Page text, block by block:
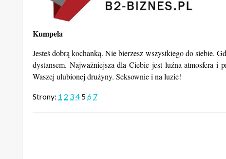
Kumpela
Jesteś dobrą kochanką. Nie bierzesz wszystkiego do siebie.
dystansem. Najważniejsza dla Ciebie jest luźna atmosfera i
Waszej ulubionej drużyny. Seksownie i na luzie!
Strony: 1 2 34 56 7